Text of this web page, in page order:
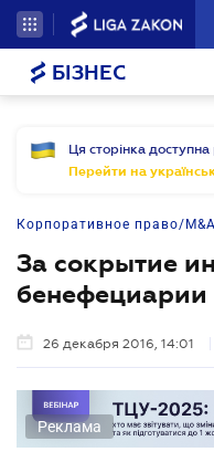
БІЗНЕС
Ця сторінка
Перейти на
Корпоративное право/M&A
За сокрытие
бенефециарии
26 декабря 2016, 14:01
Реклама